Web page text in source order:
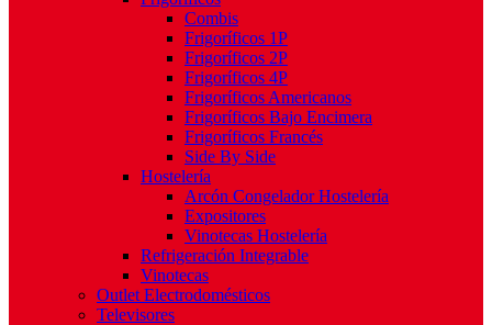
Combis
Frigoríficos 1P
Frigoríficos 2P
Frigoríficos 4P
Frigoríficos Americanos
Frigoríficos Bajo Encimera
Frigoríficos Francés
Side By Side
Hostelería
Arcón Congelador Hostelería
Expositores
Vinotecas Hostelería
Refrigeración Integrable
Vinotecas
Outlet Electrodomésticos
Televisores